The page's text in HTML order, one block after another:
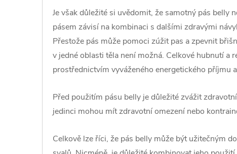
Je však důležité si uvědomit, že samotný pás
pásem závisí na kombinaci s dalšími zdravými
Přestože pás může pomoci zúžit pas a zpevnit
v jedné oblasti těla není možná. Celkové hubnutí a
prostřednictvím vyváženého energetického příjmu
Před použitím pásu belly je důležité zvážit
jedinci mohou mít zdravotní omezení nebo
Celkově lze říci, že pás belly může být užitečným